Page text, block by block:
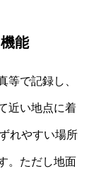
能
等で記録し、
近い地点に着
れやすい場所
。ただし地面